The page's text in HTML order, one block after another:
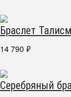
Браслет
14 790 ₽
Серебряный